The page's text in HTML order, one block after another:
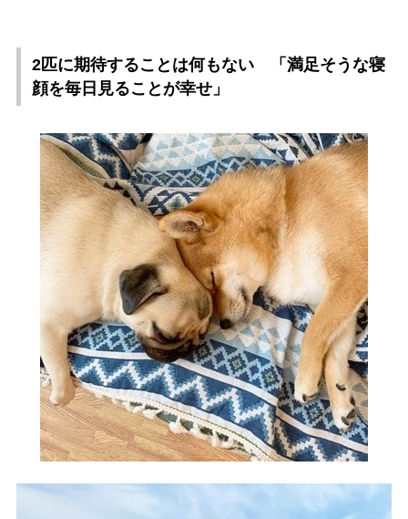
2匹に期待することは何もない 「満足そうな寝
顔を毎日見ることが幸せ」